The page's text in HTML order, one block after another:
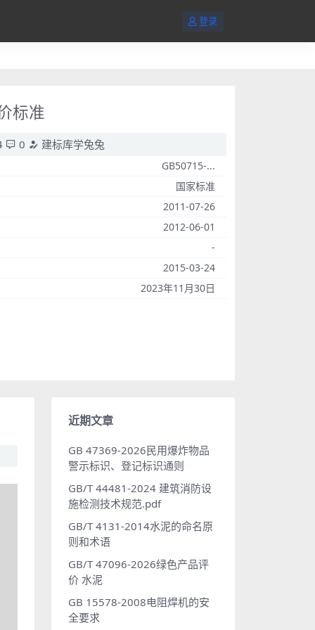
登录
标准
0
建标库学兔兔
GB50715-...
国家标准
2011-07-26
2012-06-01
-
2015-03-24
2023年11月30日
近期文章
GB 47369-2026民用爆炸物品
警示标识、登记标识通则
GB/T 44481-2024 建筑消防设
施检测技术规范.pdf
GB/T 4131-2014水泥的命名原
则和术语
GB/T 47096-2026绿色产品评
价 水泥
GB 15578-2008电阻焊机的安
全要求